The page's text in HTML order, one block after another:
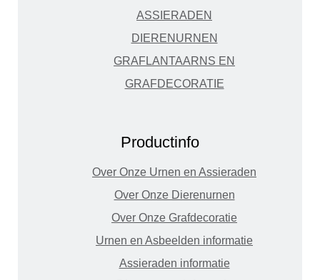
ASSIERADEN
DIERENURNEN
GRAFLANTAARNS EN
GRAFDECORATIE
Productinfo
Over Onze Urnen en Assieraden
Over Onze Dierenurnen
Over Onze Grafdecoratie
Urnen en Asbeelden informatie
Assieraden informatie